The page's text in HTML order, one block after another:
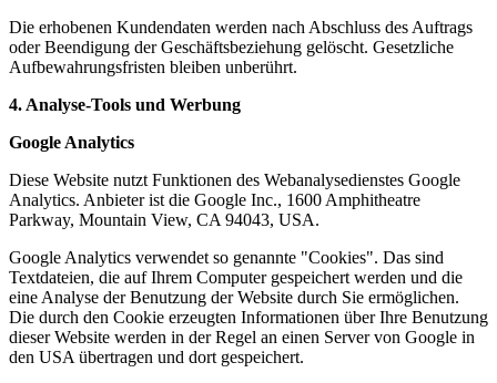
Die erhobenen Kundendaten werden nach Abschluss des Auftrags
oder Beendigung der Geschäftsbeziehung gelöscht. Gesetzliche
Aufbewahrungsfristen bleiben unberührt.
4. Analyse-Tools und Werbung
Google Analytics
Diese Website nutzt Funktionen des Webanalysedienstes Google
Analytics. Anbieter ist die Google Inc., 1600 Amphitheatre
Parkway, Mountain View, CA 94043, USA.
Google Analytics verwendet so genannte "Cookies". Das sind
Textdateien, die auf Ihrem Computer gespeichert werden und die
eine Analyse der Benutzung der Website durch Sie ermöglichen.
Die durch den Cookie erzeugten Informationen über Ihre Benutzung
dieser Website werden in der Regel an einen Server von Google in
den USA übertragen und dort gespeichert.